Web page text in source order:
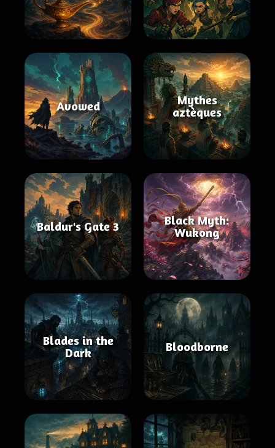
Avowed
Mythes
aztèques
Baldur's Gate 3
Black Myth:
Wukong
Blades in the
Dark
Bloodborne